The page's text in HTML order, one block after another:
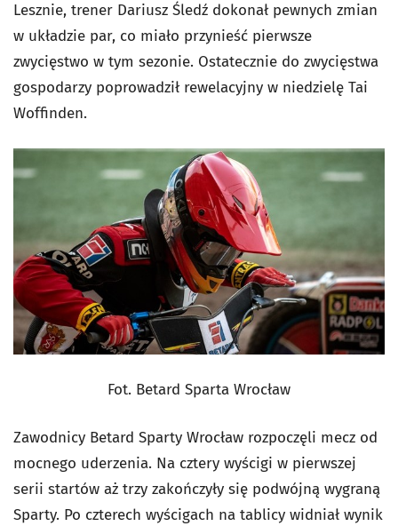
Lesznie, trener Dariusz Śledź dokonał pewnych zmian
w układzie par, co miało przynieść pierwsze
zwycięstwo w tym sezonie. Ostatecznie do zwycięstwa
gospodarzy poprowadził rewelacyjny w niedzielę Tai
Woffinden.
Fot. Betard Sparta Wrocław
Zawodnicy Betard Sparty Wrocław rozpoczęli mecz od
mocnego uderzenia. Na cztery wyścigi w pierwszej
serii startów aż trzy zakończyły się podwójną wygraną
Sparty. Po czterech wyścigach na tablicy widniał wynik